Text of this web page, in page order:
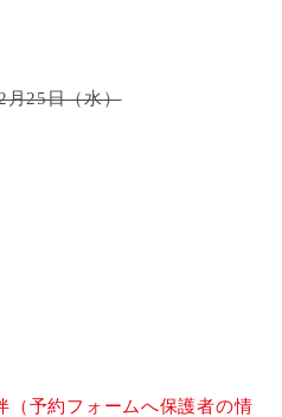
月25日（水）
予約フォームへ保護者の情